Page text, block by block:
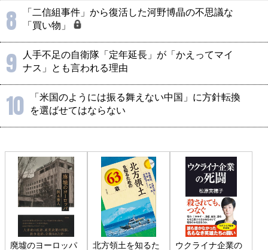
8
「二信組事件」から復活した河野博晶の不思議な
「買い物」
9
人手不足の自衛隊「定年延長」が「かえってマイ
ナス」とも言われる理由
10
「米国のようには振る舞えない中国」に方針転換
を選ばせてはならない
廃墟のヨーロッパ
北方領土を知るた
ウクライナ企業の